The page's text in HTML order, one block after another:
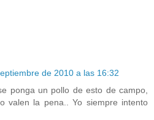
de 2010 a las 16:32
ponga un pollo de esto de campo,
valen la pena.. Yo siempre intento